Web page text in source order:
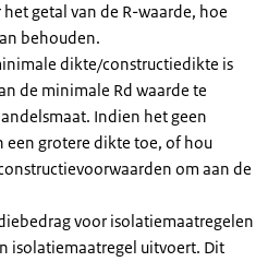
getal van de R-waarde, hoe
behouden.
dikte/constructiedikte is
de minimale Rd waarde te
Indien het geen
een grotere dikte toe, of hou
om aan de
voor isolatiemaatregelen
isolatiemaatregel uitvoert. Dit